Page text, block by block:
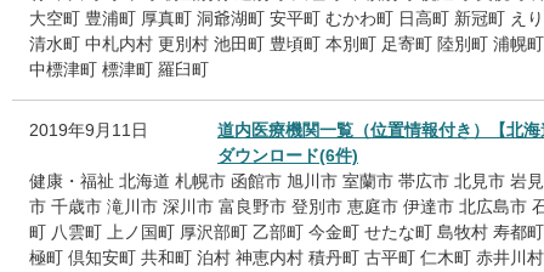
大空町 豊浦町 厚真町 洞爺湖町 安平町 むかわ町 日高町 新冠町 え
清水町 中札内村 更別村 池田町 豊頃町 本別町 足寄町 陸別町 浦幌町
中標津町 標津町 羅臼町
2019年9月11日
道内医療機関一覧（位置情報付き）【北海
ダウンロード(6件)
健康・福祉 北海道 札幌市 函館市 旭川市 室蘭市 帯広市 北見市 岩
市 千歳市 滝川市 深川市 富良野市 登別市 恵庭市 伊達市 北広島市
町 八雲町 上ノ国町 厚沢部町 乙部町 今金町 せたな町 島牧村 寿都町
極町 倶知安町 共和町 泊村 神恵内村 積丹町 古平町 仁木町 赤井川村